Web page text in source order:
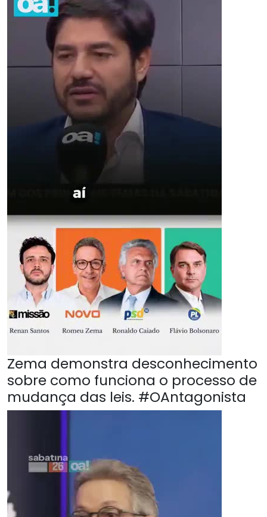
Zema demonstra desconhecimento
sobre como funciona o processo de
mudança das leis. #OAntagonista